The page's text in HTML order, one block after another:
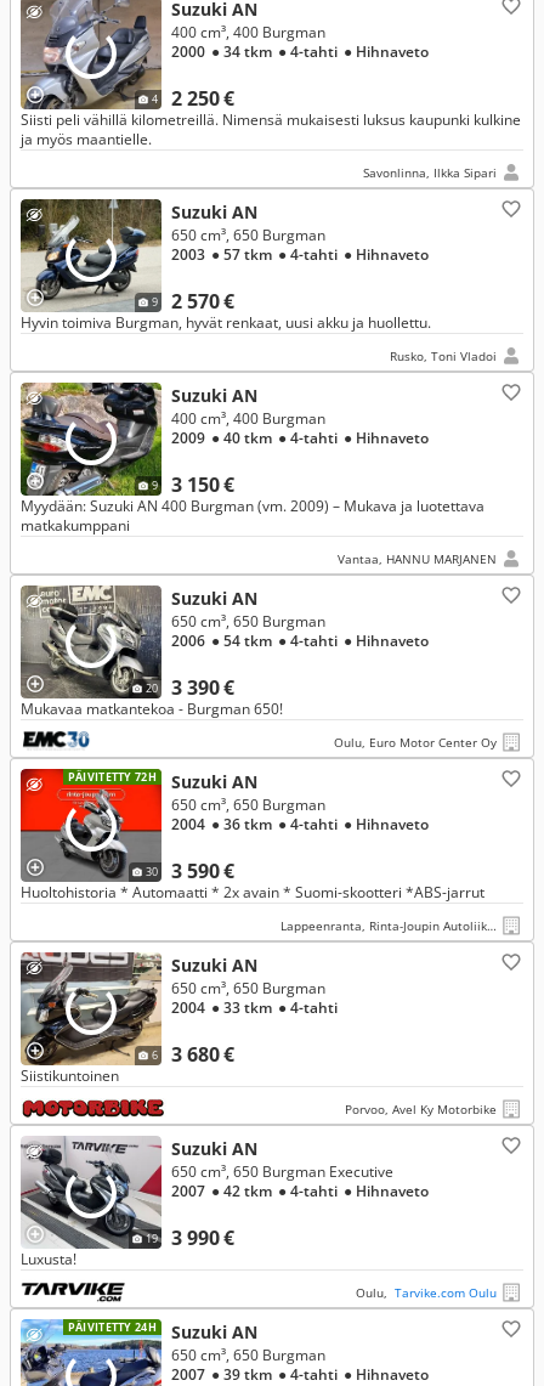
4
Suzuki AN
2 250 €
400 cm³, 400 Burgman
2000 ● 34 tkm ● 4-tahti ● Hihnaveto
Siisti peli vähillä kilometreillä. Nimensä mukaisesti luksus kaupunki kulkine
ja myös maantielle.
Savonlinna, Ilkka Sipari
9
Suzuki AN
2 570 €
650 cm³, 650 Burgman
2003 ● 57 tkm ● 4-tahti ● Hihnaveto
Hyvin toimiva Burgman, hyvät renkaat, uusi akku ja huollettu.
Rusko, Toni Vladoi
9
Suzuki AN
3 150 €
400 cm³, 400 Burgman
2009 ● 40 tkm ● 4-tahti ● Hihnaveto
Myydään: Suzuki AN 400 Burgman (vm. 2009) – Mukava ja luotettava
matkakumppani
Vantaa, HANNU MARJANEN
20
Suzuki AN
3 390 €
650 cm³, 650 Burgman
2006 ● 54 tkm ● 4-tahti ● Hihnaveto
Mukavaa matkantekoa - Burgman 650!
Oulu, Euro Motor Center Oy
PÄIVITETTY 72H
30
Suzuki AN
3 590 €
650 cm³, 650 Burgman
2004 ● 36 tkm ● 4-tahti ● Hihnaveto
Huoltohistoria * Automaatti * 2x avain * Suomi-skootteri *ABS-jarrut
Lappeenranta, Rinta-Joupin Autoliike, Lappeenranta
6
Suzuki AN
3 680 €
650 cm³, 650 Burgman
2004 ● 33 tkm ● 4-tahti
Siistikuntoinen
Porvoo, Avel Ky Motorbike
19
Suzuki AN
3 990 €
650 cm³, 650 Burgman Executive
2007 ● 42 tkm ● 4-tahti ● Hihnaveto
Luxusta!
Oulu, Tarvike.com Oulu
PÄIVITETTY 24H Suzuki AN
650 cm³, 650 Burgman
2007 ● 39 tkm ● 4-tahti ● Hihnaveto